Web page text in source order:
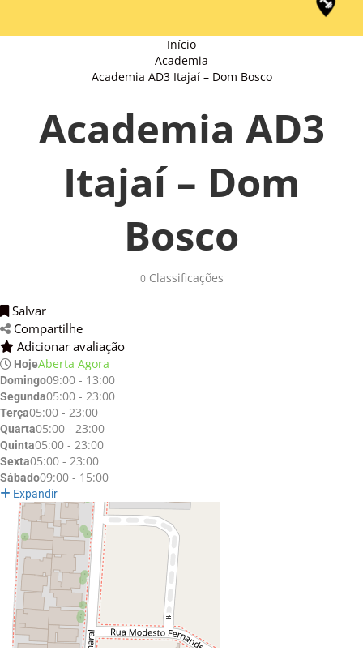
Início
Academia
Academia AD3 Itajaí – Dom Bosco
Academia AD3
Itajaí – Dom
Bosco
0Classificações
Salvar
Compartilhe
Adicionar avaliação
HojeAberta Agora
Domingo09:00 - 13:00
Segunda05:00 - 23:00
Terça05:00 - 23:00
Quarta05:00 - 23:00
Quinta05:00 - 23:00
Sexta05:00 - 23:00
Sábado09:00 - 15:00
Expandir